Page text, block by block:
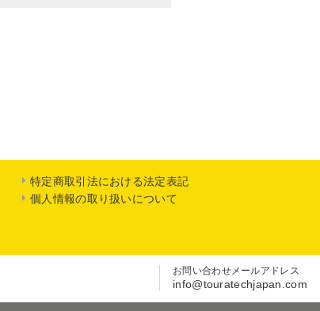
特定商取引法における法定表記
個人情報の取り扱いについて
お問い合わせメールアドレス
info@touratechjapan.com